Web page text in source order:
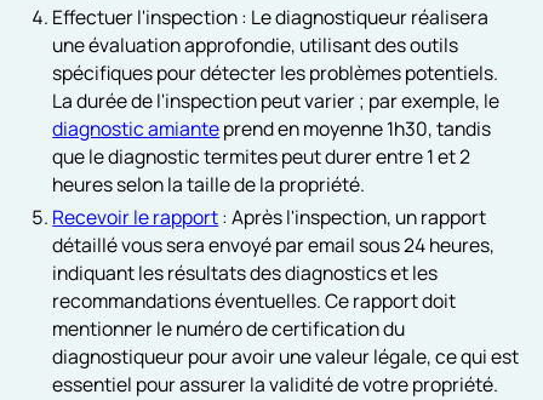
Effectuer l'inspection : Le diagnostiqueur réalisera
une évaluation approfondie, utilisant des outils
spécifiques pour détecter les problèmes potentiels.
La durée de l'inspection peut varier ; par exemple, le
diagnostic amianteprend en moyenne 1h30, tandis
que le diagnostic termites peut durer entre 1 et 2
heures selon la taille de la propriété.
Recevoir le rapport: Après l'inspection, un rapport
détaillé vous sera envoyé par email sous 24 heures,
indiquant les résultats des diagnostics et les
recommandations éventuelles. Ce rapport doit
mentionner le numéro de certification du
diagnostiqueur pour avoir une valeur légale, ce qui est
essentiel pour assurer la validité de votre propriété.